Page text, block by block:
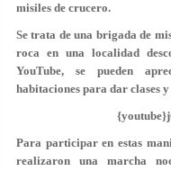
misiles de crucero.
Se trata de una brigada de
roca en una localidad
YouTube, se pueden
habitaciones para dar clases
Para participar en estas
realizaron una marcha